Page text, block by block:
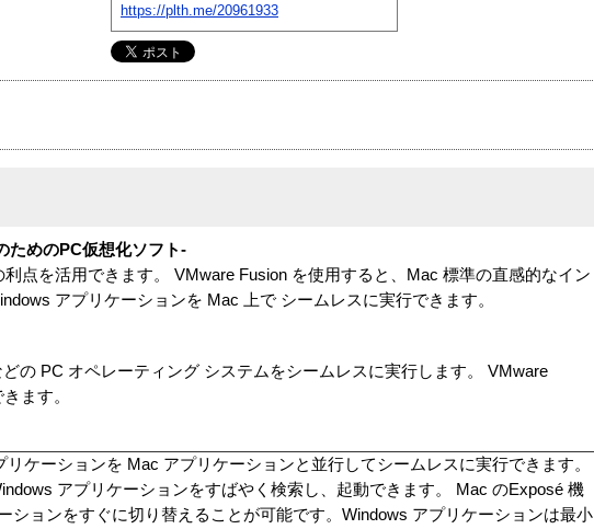
https://plth.me/20961933
ためのPC仮想化ソフト-
点を活用できます。 VMware Fusion を使用すると、Mac 標準の直感的なイン
アプリケーションを Mac 上で シームレスに実行できます。
の PC オペレーティング システムをシームレスに実行します。 VMware
ます。
ケーションを Mac アプリケーションと並行してシームレスに実行できます。
アプリケーションをすばやく検索し、起動できます。 Mac のExposé 機
ションをすぐに切り替えることが可能です。Windows アプリケーションは最小